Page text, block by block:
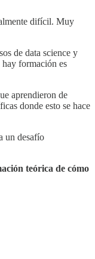
difícil. Muy
de data science y
hay formación es
aprendieron de
donde esto se hace
un desafío
teórica de cómo